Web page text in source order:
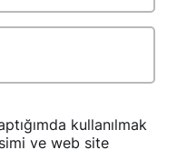
kullanılmak
ve web site